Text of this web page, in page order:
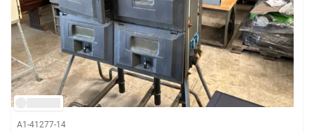
A1-41277-14